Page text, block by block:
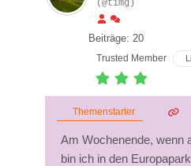
(@timg)
Beiträge: 20
Trusted Member
Themenstarter
Am Wochenende, wenn
bin ich in den